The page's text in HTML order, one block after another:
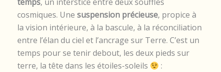
cosmiques. Une suspension précieuse, propice à
la vision intérieure, à la bascule, à la réconciliation
entre l’élan du ciel et l’ancrage sur Terre. C’est un
temps pour se tenir debout, les deux pieds sur
terre, la tête dans les étoiles-soleils
: